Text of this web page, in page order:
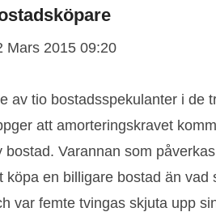
Mars 2015 09:20
av tio bostadsspekulanter i de
att amorteringskravet
bostad. Varannan som
köpa en billigare bostad än vad
var femte tvingas skjuta upp